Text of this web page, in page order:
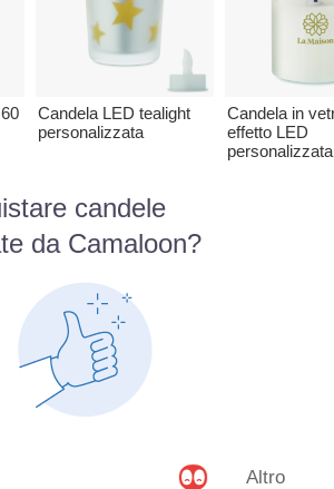
Candela LED tealight
personalizzata
Candela in
effetto LED
personalizzata
candele
da Camaloon?
Altro